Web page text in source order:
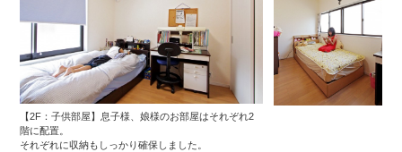
【2F：子供部屋】息子様、娘様のお部屋はそれぞれ2
階に配置。
それぞれに収納もしっかり確保しました。